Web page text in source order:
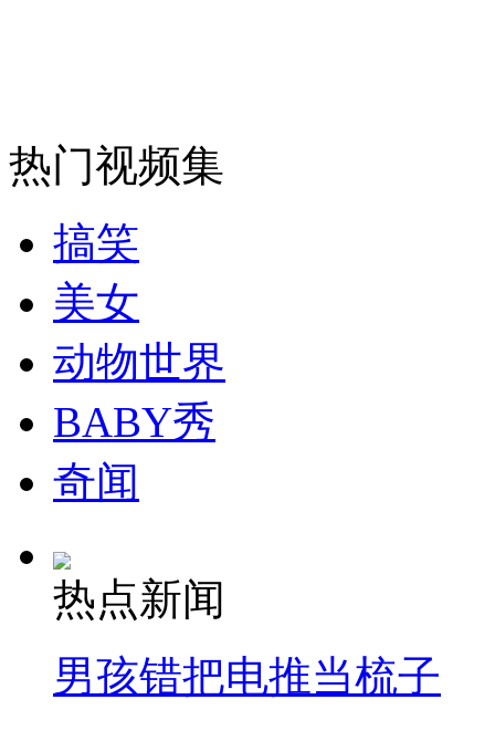
走！跟着总书记去植树
消防员救轻生者
纽约上演“枕头大战”
热门视频集
搞笑
美女
动物世界
BABY秀
奇闻
热点新闻
男孩错把电推当梳子